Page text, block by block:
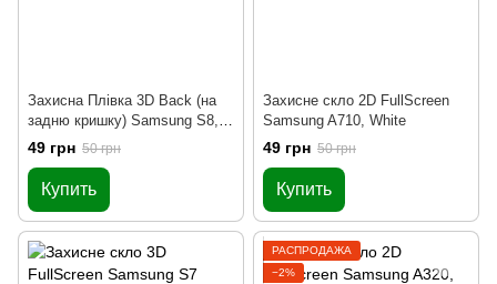
Захисна Плівка 3D Back (на
задню кришку) Samsung S8,
Black
49 грн 50 грн
Купить
Захисне скло 2D FullScreen
Samsung A710, White
49 грн 50 грн
Купить
РАСПРОДАЖА
−2%